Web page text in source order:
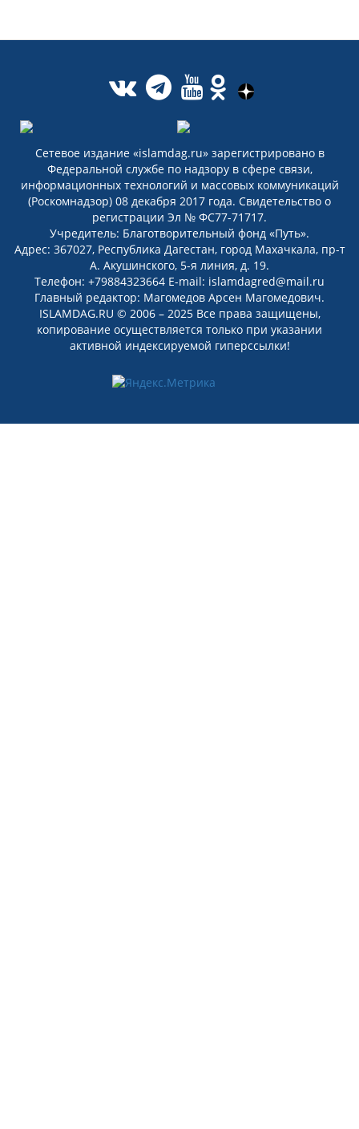
Сетевое издание «islamdag.ru» зарегистрировано в
Федеральной службе по надзору в сфере связи,
информационных технологий и массовых коммуникаций
(Роскомнадзор) 08 декабря 2017 года. Свидетельство о
регистрации Эл № ФС77-71717.
Учредитель: Благотворительный фонд «Путь».
Адрес: 367027, Республика Дагестан, город Махачкала, пр-т
А. Акушинского, 5-я линия, д. 19.
Телефон: +79884323664 E-mail: islamdagred@mail.ru
Главный редактор: Магомедов Арсен Магомедович.
ISLAMDAG.RU © 2006 – 2025 Все права защищены,
копирование осуществляется только при указании
активной индексируемой гиперссылки!